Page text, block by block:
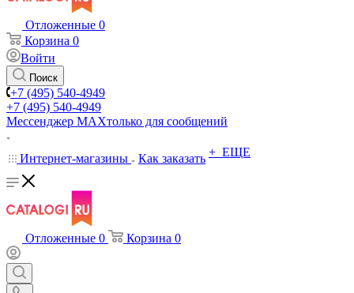
Отложенные 0
Корзина 0
Войти
Поиск
+7 (495) 540-4949
+7 (495) 540-4949
Мессенджер МАХтолько для сообщений
Интернет-магазины Как заказать + ЕЩЕ
Отложенные 0 Корзина 0